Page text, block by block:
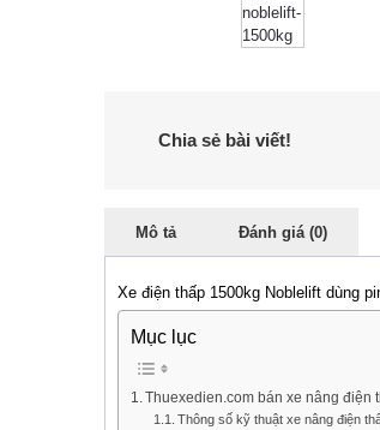
Chia sẻ bài viết!
Mô tả Đánh giá (0)
Xe điện thấp 1500kg Noblelift dùng
Mục lục
Thuexedien.com bán xe nâng điện
Thông số kỹ thuật xe nâng điện